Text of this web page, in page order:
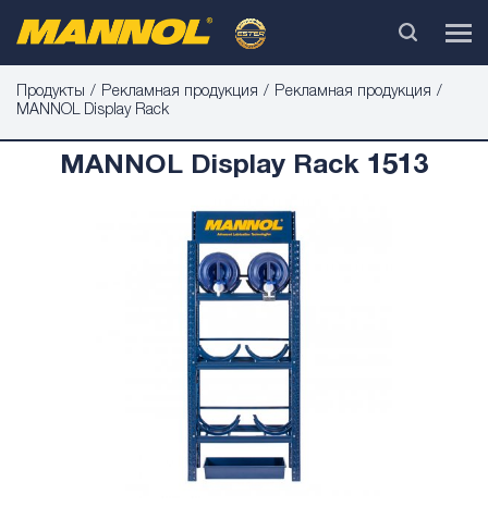
Продукты Рекламная продукция
Рекламная продукция
MANNOL Display Rack
MANNOL Display Rack 1513